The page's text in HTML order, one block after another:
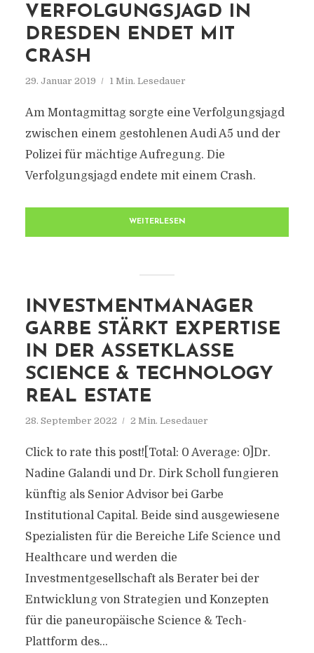
VERFOLGUNGSJAGD IN
DRESDEN ENDET MIT
CRASH
29. Januar 2019 1 Min. Lesedauer
Am Montagmittag sorgte eine Verfolgungsjagd
zwischen einem gestohlenen Audi A5 und der
Polizei für mächtige Aufregung. Die
Verfolgungsjagd endete mit einem Crash.
WEITERLESEN
INVESTMENTMANAGER
GARBE STÄRKT EXPERTISE
IN DER ASSETKLASSE
SCIENCE & TECHNOLOGY
REAL ESTATE
28. September 2022 2 Min. Lesedauer
Click to rate this post![Total: 0 Average: 0]Dr.
Nadine Galandi und Dr. Dirk Scholl fungieren
künftig als Senior Advisor bei Garbe
Institutional Capital. Beide sind ausgewiesene
Spezialisten für die Bereiche Life Science und
Healthcare und werden die
Investmentgesellschaft als Berater bei der
Entwicklung von Strategien und Konzepten
für die paneuropäische Science & Tech-
Plattform des...